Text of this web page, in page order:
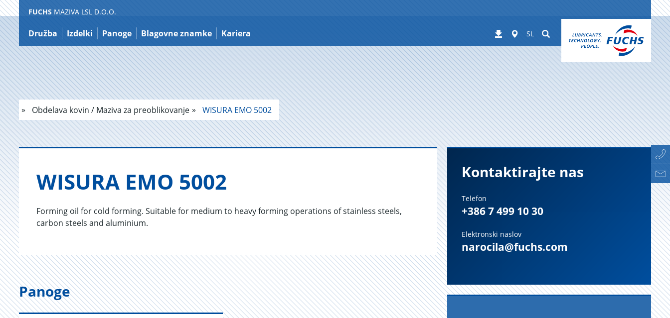
Nazaj
na
vsebino
FUCHS MAZIVA LSL D.O.O.
Družba Izdelki Panoge Blagovne znamke Kariera PrenosiWorldwide
SL Suchen
Obdelava kovin / Maziva za preoblikovanje WISURA EMO 5002
WI­SU­RA EMO 5002
Forming oil for cold forming. Suitable for medium to heavy forming operations of stainless steels,
carbon steels and aluminium.
Panoge
Kontaktirajte nas
Telefon
+386 7 499 10 30
Elektronski naslov
narocila@fuchs.com